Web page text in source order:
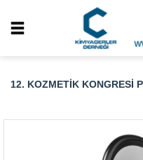
12. KOZMETIK KONGRESI